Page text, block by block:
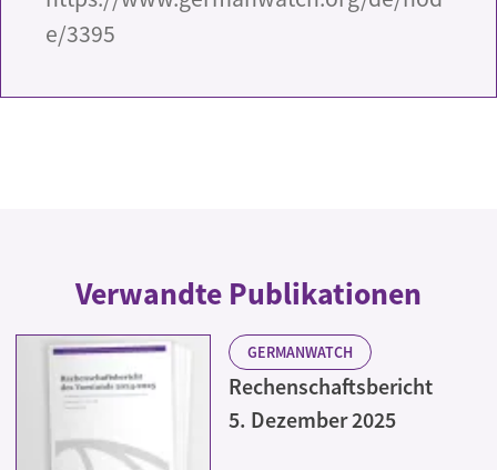
e/3395
Verwandte Publikationen
GERMANWATCH
Rechenschaftsbericht
5. Dezember 2025